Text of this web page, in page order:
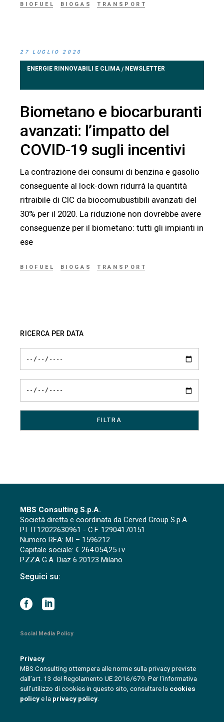
BIOFUEL BIOGAS TRANSPORT
27 LUGLIO 2020
ENERGIE RINNOVABILI E CLIMA / NEWSLETTER
Biometano e biocarburanti
avanzati: l’impatto del
COVID-19 sugli incentivi
La contrazione dei consumi di benzina e gasolio
conseguente al lock-down ridurrà la quantità
ritraibile di CIC da biocomubustibili avanzati del
30% per il 2020. La riduzione non dovrebbe avere
conseguenze per il biometano: tutti gli impianti in
ese
BIOFUEL BIOGAS TRANSPORT
RICERCA PER DATA
MBS Consulting S.p.A.
Società diretta e coordinata da Cerved Group S.p.A.
P.I. IT12022630961 - C.F. 12904170151
Numero REA: MI – 1596212
Capitale sociale: € 264.054,25 i.v.
P.ZZA G.A. Diaz 6 20123 Milano
Seguici su:
Social Media Policy
Privacy
MBS Consulting ottempera alle norme sulla privacy previste
dall’art. 13 del Regolamento UE 2016/679. Per l’informativa
sull’utilizzo di cookies in questo sito, consultare la cookies
policye la privacy policy.